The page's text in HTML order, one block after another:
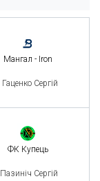
Мангал - Iron
Гаценко Сергій
ФК Купець
Пазиніч Сергій